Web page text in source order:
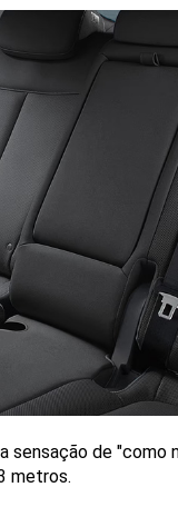
de
metros.